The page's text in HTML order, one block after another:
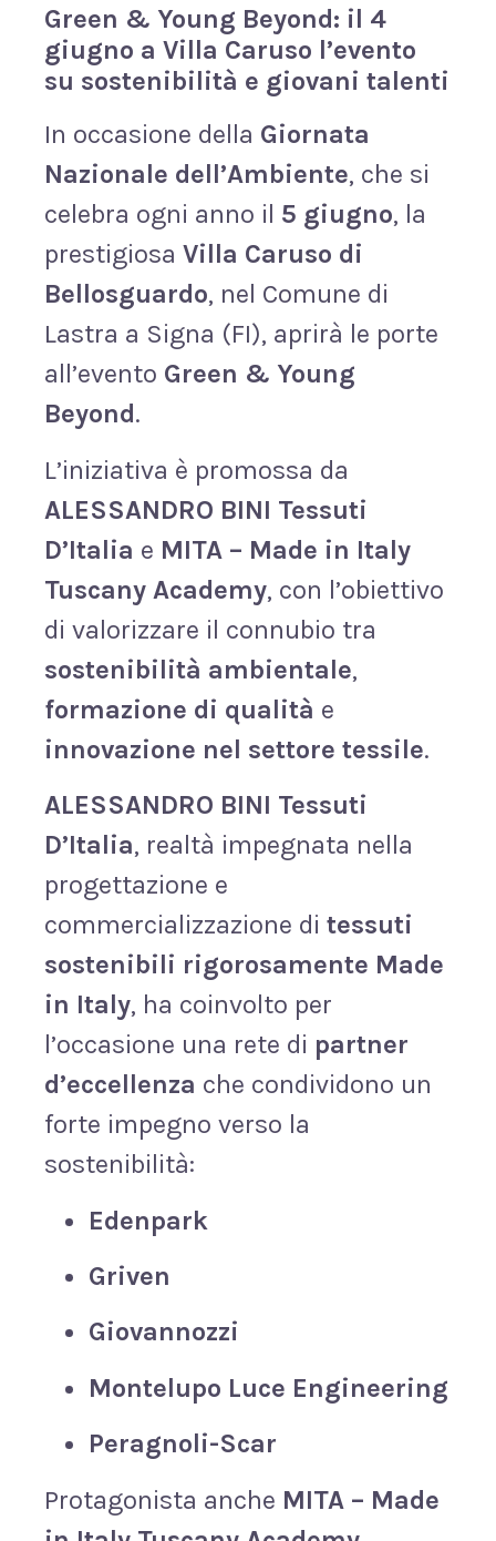
Green & Young Beyond: il 4
giugno a Villa Caruso l’evento
su sostenibilità e giovani talenti
In occasione della Giornata
Nazionale dell’Ambiente, che si
celebra ogni anno il 5 giugno, la
prestigiosa Villa Caruso di
Bellosguardo, nel Comune di
Lastra a Signa (FI), aprirà le porte
all’evento Green & Young
Beyond.
L’iniziativa è promossa da
ALESSANDRO BINI Tessuti
D’Italia e MITA – Made in Italy
Tuscany Academy, con l’obiettivo
di valorizzare il connubio tra
sostenibilità ambientale,
formazione di qualità e
innovazione nel settore tessile.
ALESSANDRO BINI Tessuti
D’Italia, realtà impegnata nella
progettazione e
commercializzazione di tessuti
sostenibili rigorosamente Made
in Italy, ha coinvolto per
l’occasione una rete di partner
d’eccellenza che condividono un
forte impegno verso la
sostenibilità:
Edenpark
Griven
Giovannozzi
Montelupo Luce Engineering
Peragnoli-Scar
Protagonista anche MITA – Made